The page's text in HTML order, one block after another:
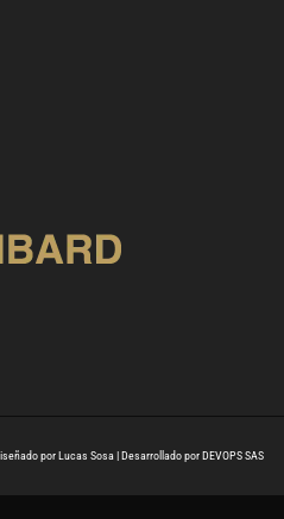
por Lucas Sosa | Desarrollado por DEVOPS SAS